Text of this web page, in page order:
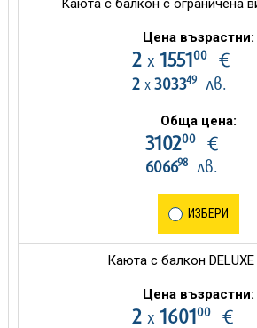
Каюта с балкон с ограничена
Цена възрастни:
2 х 155100€
2 х 303349лв.
Обща цена:
310200€
606698лв.
ИЗБЕРИ
Каюта с балкон DELUXE
Цена възрастни:
2 х 160100€